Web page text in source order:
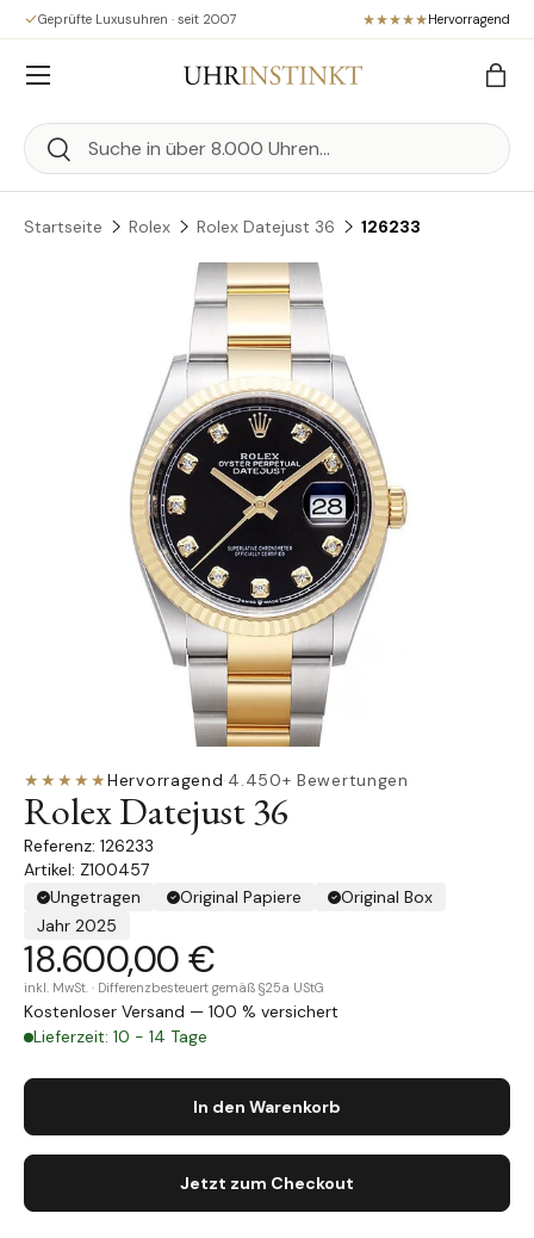
Direkt zum Inhalt
Geprüfte Luxusuhren · seit 2007 Hervorragend
Suchen
Suchen
Menü
Startseite Rolex Rolex Datejust 36 126233
Zu Produktinformationen springen
★★★★★Hervorragend·4.450+ Bewertungen
Rolex Datejust 36
126233
Artikel: Z100457
Ungetragen
Original Papiere
Original Box
Jahr 2025
18.600,00 €
inkl. MwSt. · Differenzbesteuert gemäß §25a UStG
Kostenloser Versand — 100 % versichert
Lieferzeit: 10 - 14 Tage
In den Warenkorb
Jetzt zum Checkout